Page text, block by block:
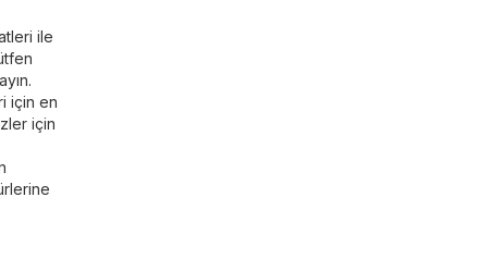
ile
için en
için